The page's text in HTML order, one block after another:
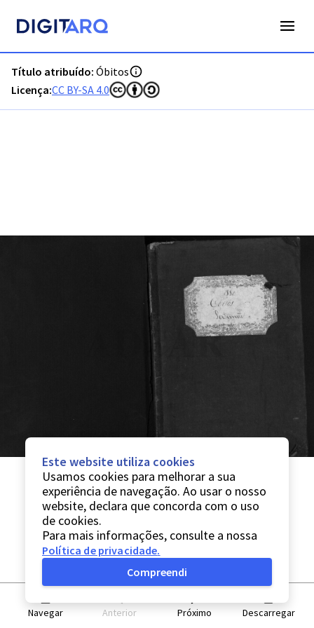
Título atribuído: Óbitos
Licença:CC BY-SA 4.0
Navegar Anterior Próximo Descarregar
Este website utiliza cookies
Usamos cookies para melhorar a sua
experiência de navegação. Ao usar o nosso
website, declara que concorda com o uso
de cookies.
Para mais informações, consulte a nossa
Política de privacidade.
Compreendi